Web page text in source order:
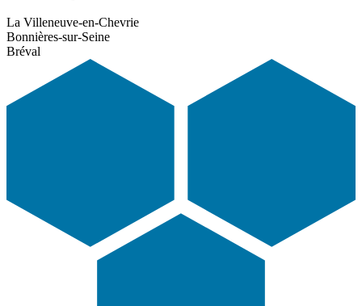
La Villeneuve-en-Chevrie
Bonnières-sur-Seine
Bréval